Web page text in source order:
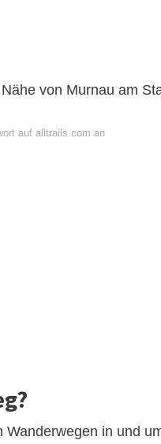
von Murnau am
auf alltrails.com an
in und